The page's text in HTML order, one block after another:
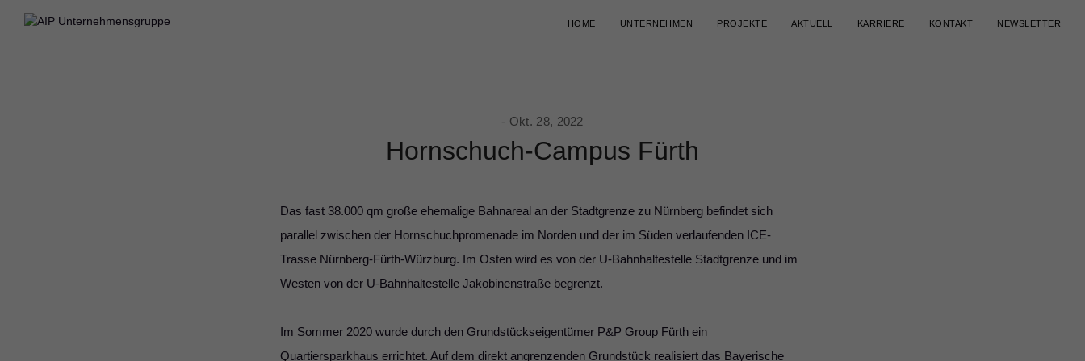
HOME UNTERNEHMEN PROJEKTE AKTUELL KARRIERE KONTAKT NEWSLETTER
Okt. 28, 2022
Hornschuch-Campus Fürth
Das fast 38.000 qm große ehemalige Bahnareal an der Stadtgrenze zu Nürnberg befindet sich
parallel zwischen der Hornschuchpromenade im Norden und der im Süden verlaufenden ICE-
Trasse Nürnberg-Fürth-Würzburg. Im Osten wird es von der U-Bahnhaltestelle Stadtgrenze und im
Westen von der U-Bahnhaltestelle Jakobinenstraße begrenzt.
Im Sommer 2020 wurde durch den Grundstückseigentümer P&P Group Fürth ein
Quartiersparkhaus errichtet. Auf dem direkt angrenzenden Grundstück realisiert das Bayerische